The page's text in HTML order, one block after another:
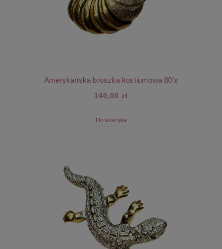
Amerykańska broszka kostiumowa 80's
140,00 zł
Do koszyka